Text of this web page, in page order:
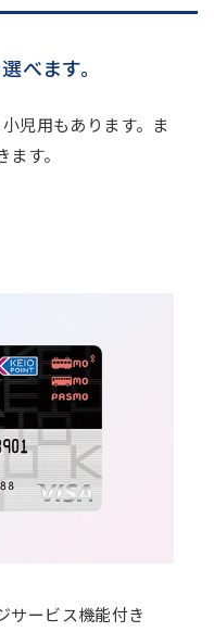
べます。
児用もあります。ま
す。
サービス機能付き